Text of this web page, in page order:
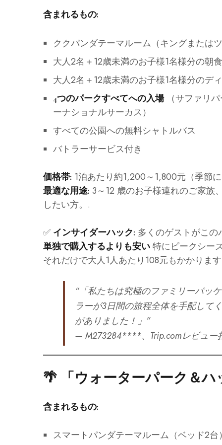
含まれるもの:
ククパンダテーマルーム（キングまたは
大人2名＋12歳未満のお子様1名様分の朝食
大人2名＋12歳未満のお子様1名様分のデ
4つのパークすべてへの入場（サファリパ
ーナショナルサーカス）
すべての公園への無料シャトルバス
バトラーサービス付き
価格帯: 1泊あたり約1,200～1,800元（季節
最適な用途: 3～12 歳のお子様連れのご家族
したい方。.
✅ インサイダーハック: 多くのゲストがこ
単独で購入するよりも安い 特にピークシー
それだけで大人1人あたり108元もかかりま
“「私たちは究極のファミリーパッ
ラーが3日間の旅程全体を手配して
がありました！」”
— M273284****、Trip.comレビュー
🌴 「ウォーターパーク＆
含まれるもの:
スマートパンダテーマルーム（ベッド2台